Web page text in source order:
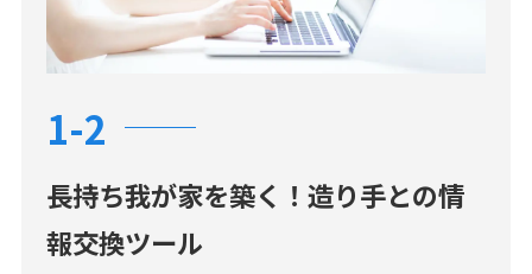
1-2
長持ち我が家を築く！ 造り手との情
報交換ツール